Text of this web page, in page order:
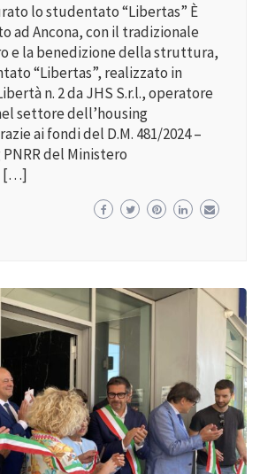
lo studentato “Libertas” È
ad Ancona, con il tradizionale
e la benedizione della struttura,
“Libertas”, realizzato in
n. 2 da JHS S.r.l., operatore
settore dell’housing
ai fondi del D.M. 481/2024 –
del Ministero
[…]